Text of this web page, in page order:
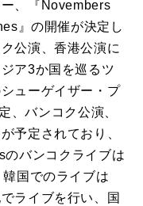
、『Novembers
』の開催が決定し
公演、香港公演に
ア3か国を巡るツ
ューゲイザー・プ
、バンコク公演、
予定されており、
バンコクライブは
国でのライブは
ライブを行い、国